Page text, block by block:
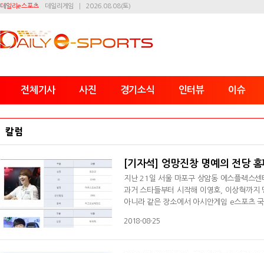
데일리e스포츠 데일리게임 2026.08.08(토)
전체기사 사진 경기소식 인터뷰 이슈
칼럼
[기자석] 엉망진창 명예의 전당
지난 21일 서울 마포구 상암동 에스플렉스
과거 스타들부터 시작해 이영호, 이상혁까
아니라 같은 장소에서 아시안게임 e스포츠
망감을 감추지 못했다. 히어로즈 부문이 오
2018-08-25